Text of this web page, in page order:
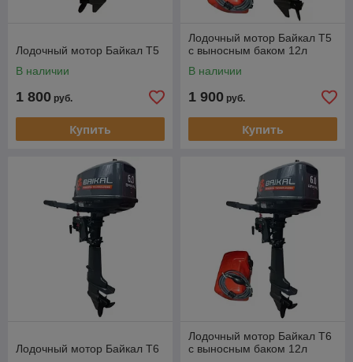
Лодочный мотор Байкал T5
В наличии
1 800 руб.
Купить
Лодочный мотор Байкал T5
с выносным баком 12л
В наличии
1 900 руб.
Купить
Лодочный мотор Байкал T6
Лодочный мотор Байкал T6
с выносным баком 12л